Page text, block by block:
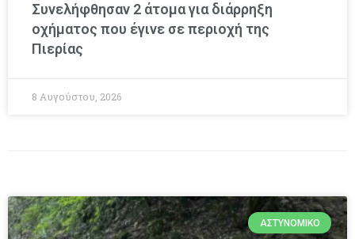
Συνελήφθησαν 2 άτομα για διάρρηξη
οχήματος που έγινε σε περιοχή της
Πιερίας
8 Αυγούστου, 2026
ΑΣΤΥΝΟΜΙΚΌ